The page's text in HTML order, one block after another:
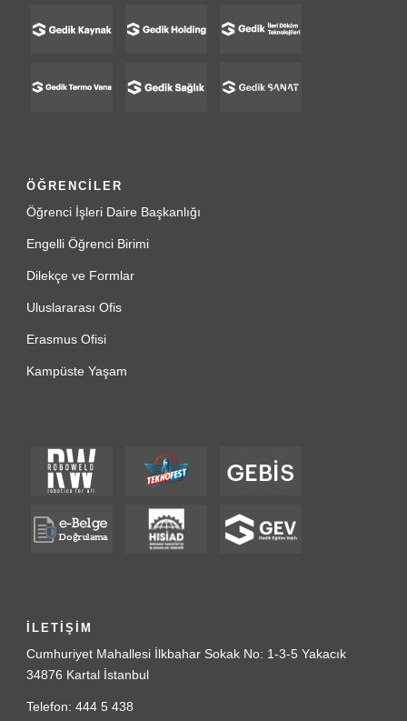
ÖĞRENCİLER
Öğrenci İşleri Daire Başkanlığı
Engelli Öğrenci Birimi
Dilekçe ve Formlar
Uluslararası Ofis
Erasmus Ofisi
Kampüste Yaşam
İLETİŞİM
Cumhuriyet Mahallesi İlkbahar Sokak No: 1-3-5 Yakacık
34876 Kartal İstanbul
Telefon: 444 5 438